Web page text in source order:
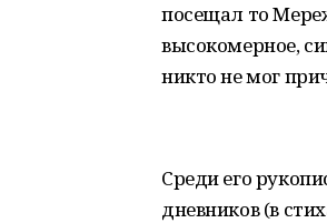
посещал то
высокомерное,
никто не мог
Среди его
дневников (в